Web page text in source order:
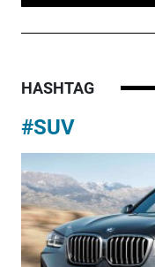
HASHTAG
#SUV